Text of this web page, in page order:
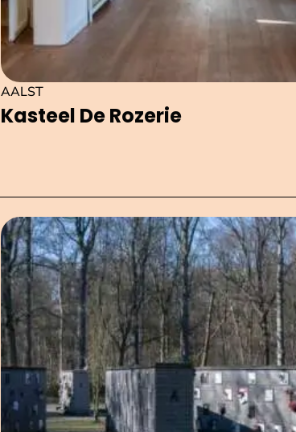
Kasteel De Rozerie
AALST